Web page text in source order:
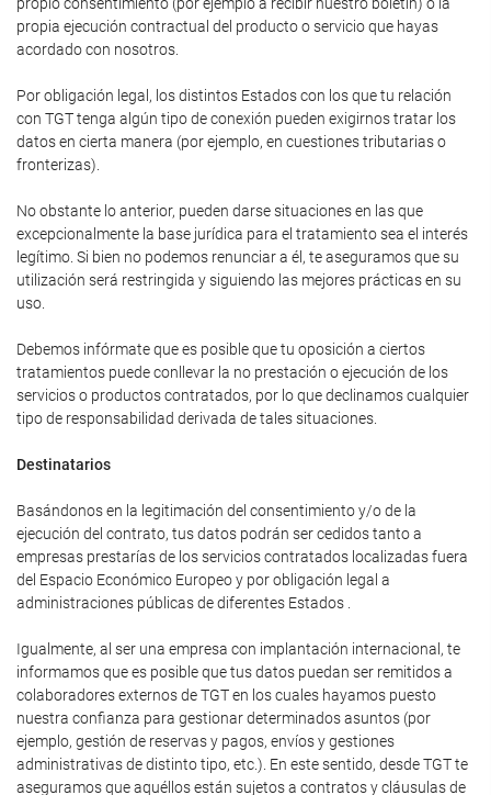
propia ejecución contractual del producto o servicio que hayas
acordado con nosotros.
Por obligación legal, los distintos Estados con los que tu relación
con TGT tenga algún tipo de conexión pueden exigirnos tratar los
datos en cierta manera (por ejemplo, en cuestiones tributarias o
fronterizas).
No obstante lo anterior, pueden darse situaciones en las que
excepcionalmente la base jurídica para el tratamiento sea el interés
legítimo. Si bien no podemos renunciar a él, te aseguramos que su
utilización será restringida y siguiendo las mejores prácticas en su
uso.
Debemos infórmate que es posible que tu oposición a ciertos
tratamientos puede conllevar la no prestación o ejecución de los
servicios o productos contratados, por lo que declinamos cualquier
tipo de responsabilidad derivada de tales situaciones.
Destinatarios
Basándonos en la legitimación del consentimiento y/o de la
ejecución del contrato, tus datos podrán ser cedidos tanto a
empresas prestarías de los servicios contratados localizadas fuera
del Espacio Económico Europeo y por obligación legal a
administraciones públicas de diferentes Estados .
Igualmente, al ser una empresa con implantación internacional, te
informamos que es posible que tus datos puedan ser remitidos a
colaboradores externos de TGT en los cuales hayamos puesto
nuestra confianza para gestionar determinados asuntos (por
ejemplo, gestión de reservas y pagos, envíos y gestiones
administrativas de distinto tipo, etc.). En este sentido, desde TGT te
aseguramos que aquéllos están sujetos a contratos y cláusulas de